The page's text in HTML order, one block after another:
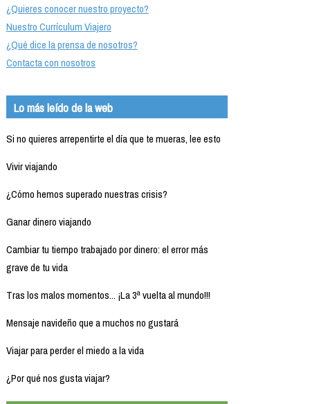
¿Quieres conocer nuestro proyecto?
Nuestro Currículum Viajero
¿Qué dice la prensa de nosotros?
Contacta con nosotros
Lo más leído de la web
Si no quieres arrepentirte el día que te mueras, lee esto
Vivir viajando
¿Cómo hemos superado nuestras crisis?
Ganar dinero viajando
Cambiar tu tiempo trabajado por dinero: el error más
grave de tu vida
Tras los malos momentos... ¡La 3ª vuelta al mundo!!!
Mensaje navideño que a muchos no gustará
Viajar para perder el miedo a la vida
¿Por qué nos gusta viajar?